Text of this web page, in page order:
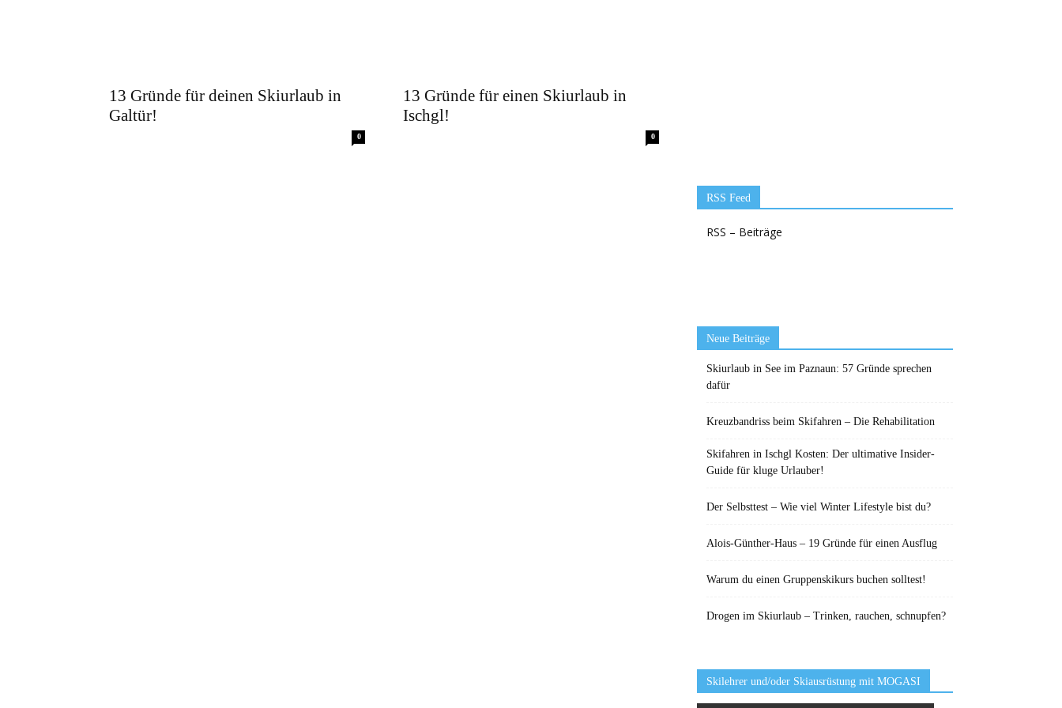
13 Gründe für deinen Skiurlaub in
Galtür!
0
13 Gründe für einen Skiurlaub in
Ischgl!
0
RSS Feed
RSS – Beiträge
Neue Beiträge
Skiurlaub in See im Paznaun: 57 Gründe sprechen
dafür
Kreuzbandriss beim Skifahren – Die Rehabilitation
Skifahren in Ischgl Kosten: Der ultimative Insider-
Guide für kluge Urlauber!
Der Selbsttest – Wie viel Winter Lifestyle bist du?
Alois-Günther-Haus – 19 Gründe für einen Ausflug
Warum du einen Gruppenskikurs buchen solltest!
Drogen im Skiurlaub – Trinken, rauchen, schnupfen?
Skilehrer und/oder Skiausrüstung mit MOGASI